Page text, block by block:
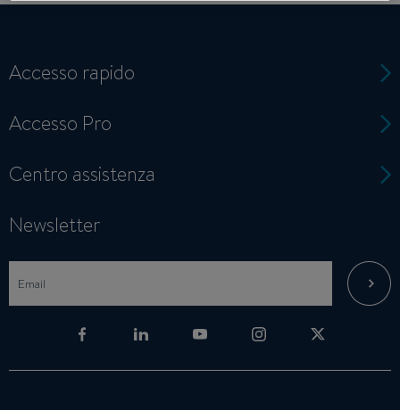
Accesso rapido
Accesso Pro
Centro assistenza
Newsletter